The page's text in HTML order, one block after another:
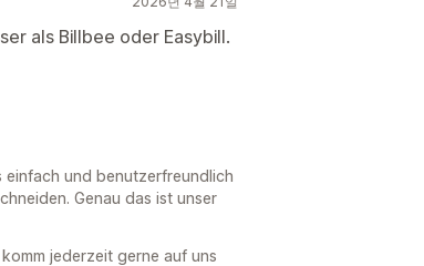
als Billbee oder Easybill.
einfach und benutzerfreundlich
Genau das ist unser
jederzeit gerne auf uns